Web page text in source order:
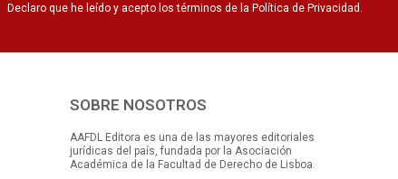
Declaro que he leído y acepto los términos de la Política de Privacidad.
SOBRE NOSOTROS
AAFDL Editora es una de las mayores editoriales
jurídicas del país, fundada por la Asociación
Académica de la Facultad de Derecho de Lisboa.